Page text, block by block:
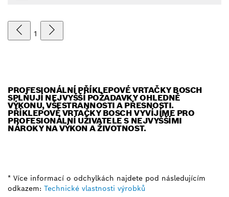
1
PROFESIONÁLNÍ PŘÍKLEPOVÉ VRTAČKY BOSCH
SPLŇUJÍ NEJVYŠŠÍ POŽADAVKY OHLEDNĚ
VÝKONU, VŠESTRANNOSTI A PŘESNOSTI.
PŘÍKLEPOVÉ VRTAČKY BOSCH VYVÍJÍME PRO
PROFESIONÁLNÍ UŽIVATELE S NEJVYŠŠÍMI
NÁROKY NA VÝKON A ŽIVOTNOST.
* Více informací o odchylkách najdete pod následujícím
odkazem: Technické vlastnosti výrobků